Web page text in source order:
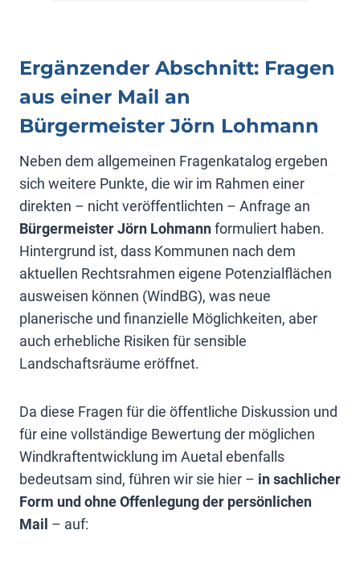
Ergänzender Abschnitt: Fragen
aus einer Mail an
Bürgermeister Jörn Lohmann
Neben dem allgemeinen Fragenkatalog ergeben
sich weitere Punkte, die wir im Rahmen einer
direkten – nicht veröffentlichten – Anfrage an
Bürgermeister Jörn Lohmannformuliert haben.
Hintergrund ist, dass Kommunen nach dem
aktuellen Rechtsrahmen eigene Potenzialflächen
ausweisen können (WindBG), was neue
planerische und finanzielle Möglichkeiten, aber
auch erhebliche Risiken für sensible
Landschaftsräume eröffnet.
Da diese Fragen für die öffentliche Diskussion und
für eine vollständige Bewertung der möglichen
Windkraftentwicklung im Auetal ebenfalls
bedeutsam sind, führen wir sie hier – in sachlicher
Form und ohne Offenlegung der persönlichen
Mail – auf: